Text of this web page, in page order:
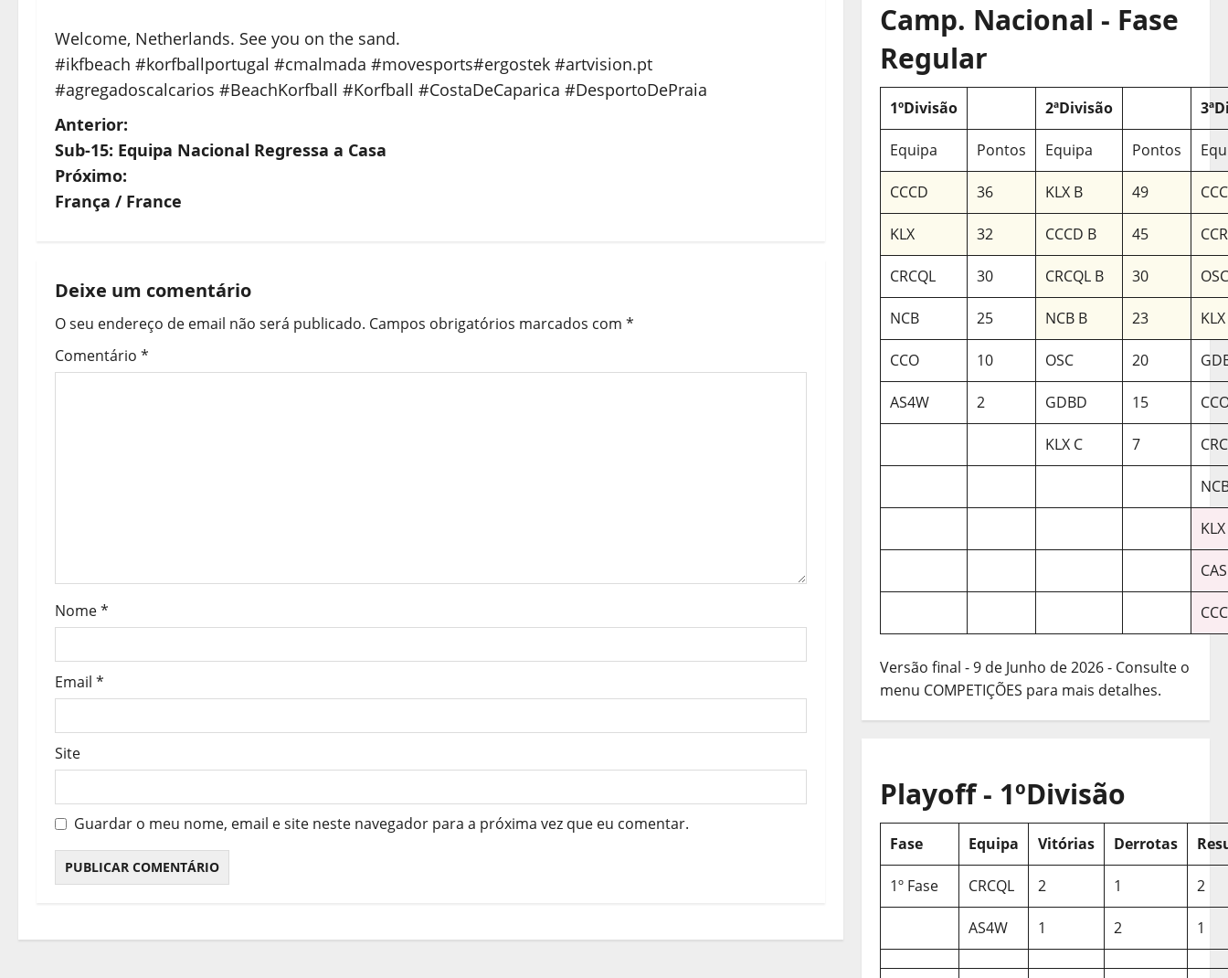
Welcome, Netherlands. See you on the sand.
#ikfbeach #korfballportugal #cmalmada #movesports#ergostek #artvision.pt
#agregadoscalcarios #BeachKorfball #Korfball #CostaDeCaparica #DesportoDePraia
N
a
v
g
a
ç
r
t
i
g
o
s
Anterior:
Sub-15: Equipa Nacional Regressa a Casa
Próximo:
França / France
Deixe um comentário
O seu endereço de email não será publicado. Campos obrigatórios marcados com *
Comentário *
Nome*
Email *
Site
Guardar o meu nome, email e site neste navegador para a próxima vez que eu comentar.
Camp. Nacional - Fase
Regular
1ºDivisão 2ªDivisão
Equipa Pontos Equipa Pontos
CCCD 36 KLX B 49
KLX 32 CCCD B 45
CRCQL 30 CRCQL B 30
NCB 25 NCB B 23
CCO 10 OSC 20
AS4W 2 GDBD 15
KLX C 7
Versão final - 9 de Junho de 2026 - Consulte o
menu COMPETIÇÕES para mais detalhes.
Playoff - 1ºDivisão
Fase Equipa Vitórias Derrotas
1º Fase CRCQL 2 1 2
AS4W 1 2 1